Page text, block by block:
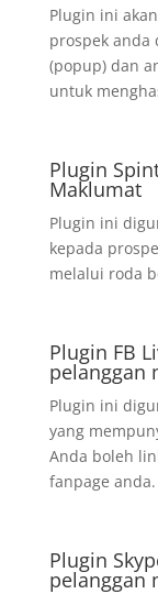
Plugin ini
prospek anda
(popup) dan
untuk
Plugin
Maklumat
Plugin ini
kepada
melalui roda
Plugin FB
pelanggan
Plugin ini
yang
Anda boleh
fanpage anda.
Plugin
pelanggan